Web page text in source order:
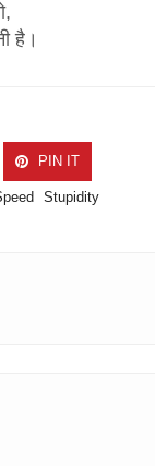
है।
PIN IT
Stupidity